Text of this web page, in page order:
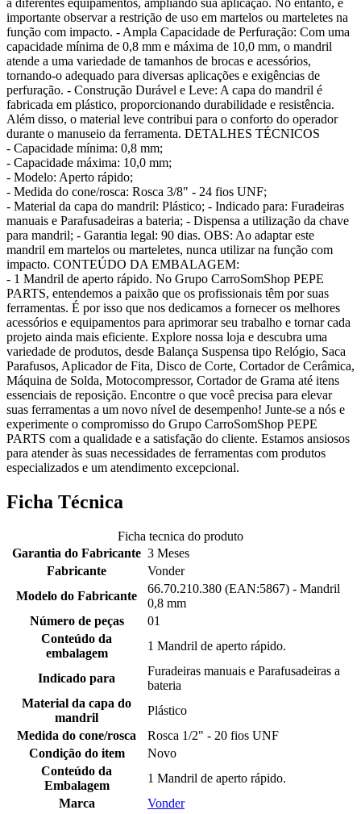
a diferentes equipamentos, ampliando sua aplicação. No entanto, é
importante observar a restrição de uso em martelos ou marteletes na
função com impacto. - Ampla Capacidade de Perfuração: Com uma
capacidade mínima de 0,8 mm e máxima de 10,0 mm, o mandril
atende a uma variedade de tamanhos de brocas e acessórios,
tornando-o adequado para diversas aplicações e exigências de
perfuração. - Construção Durável e Leve: A capa do mandril é
fabricada em plástico, proporcionando durabilidade e resistência.
Além disso, o material leve contribui para o conforto do operador
durante o manuseio da ferramenta. DETALHES TÉCNICOS
- Capacidade mínima: 0,8 mm;
- Capacidade máxima: 10,0 mm;
- Modelo: Aperto rápido;
- Medida do cone/rosca: Rosca 3/8" - 24 fios UNF;
- Material da capa do mandril: Plástico; - Indicado para: Furadeiras
manuais e Parafusadeiras a bateria; - Dispensa a utilização da chave
para mandril; - Garantia legal: 90 dias. OBS: Ao adaptar este
mandril em martelos ou marteletes, nunca utilizar na função com
impacto. CONTEÚDO DA EMBALAGEM:
- 1 Mandril de aperto rápido. No Grupo CarroSomShop PEPE
PARTS, entendemos a paixão que os profissionais têm por suas
ferramentas. É por isso que nos dedicamos a fornecer os melhores
acessórios e equipamentos para aprimorar seu trabalho e tornar cada
projeto ainda mais eficiente. Explore nossa loja e descubra uma
variedade de produtos, desde Balança Suspensa tipo Relógio, Saca
Parafusos, Aplicador de Fita, Disco de Corte, Cortador de Cerâmica,
Máquina de Solda, Motocompressor, Cortador de Grama até itens
essenciais de reposição. Encontre o que você precisa para elevar
suas ferramentas a um novo nível de desempenho! Junte-se a nós e
experimente o compromisso do Grupo CarroSomShop PEPE
PARTS com a qualidade e a satisfação do cliente. Estamos ansiosos
para atender às suas necessidades de ferramentas com produtos
especializados e um atendimento excepcional.
Ficha Técnica
Ficha tecnica do produto
Garantia do Fabricante 3 Meses
Fabricante
Vonder
Modelo do Fabricante
66.70.210.380 (EAN:5867) - Mandril
0,8 mm
Número de peças
01
Conteúdo da
embalagem
1 Mandril de aperto rápido.
Indicado para
Furadeiras manuais e Parafusadeiras a
bateria
Material da capa do
mandril
Plástico
Medida do cone/rosca
Rosca 1/2" - 20 fios UNF
Condição do item
Novo
Conteúdo da
Embalagem
1 Mandril de aperto rápido.
Marca
Vonder